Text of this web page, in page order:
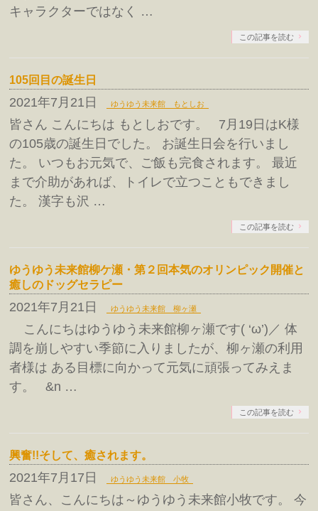
キャラクターではなく …
この記事を読む
105回目の誕生日
2021年7月21日 ゆうゆう未来館 もとしお
皆さん こんにちは もとしおです。 7月19日はK様
の105歳の誕生日でした。 お誕生日会を行いまし
た。 いつもお元気で、ご飯も完食されます。 最近
まで介助があれば、トイレで立つこともできまし
た。 漢字も沢 …
この記事を読む
ゆうゆう未来館柳ケ瀬・第２回本気のオリンピック開催と
癒しのドッグセラピー
2021年7月21日 ゆうゆう未来館 柳ヶ瀬
こんにちはゆうゆう未来館柳ヶ瀬です( ‘ω’)／ 体
調を崩しやすい季節に入りましたが、柳ヶ瀬の利用
者様は ある目標に向かって元気に頑張ってみえま
す。 &n …
この記事を読む
興奮!!そして、癒されます。
2021年7月17日 ゆうゆう未来館 小牧
皆さん、こんにちは～ゆうゆう未来館小牧です。 今